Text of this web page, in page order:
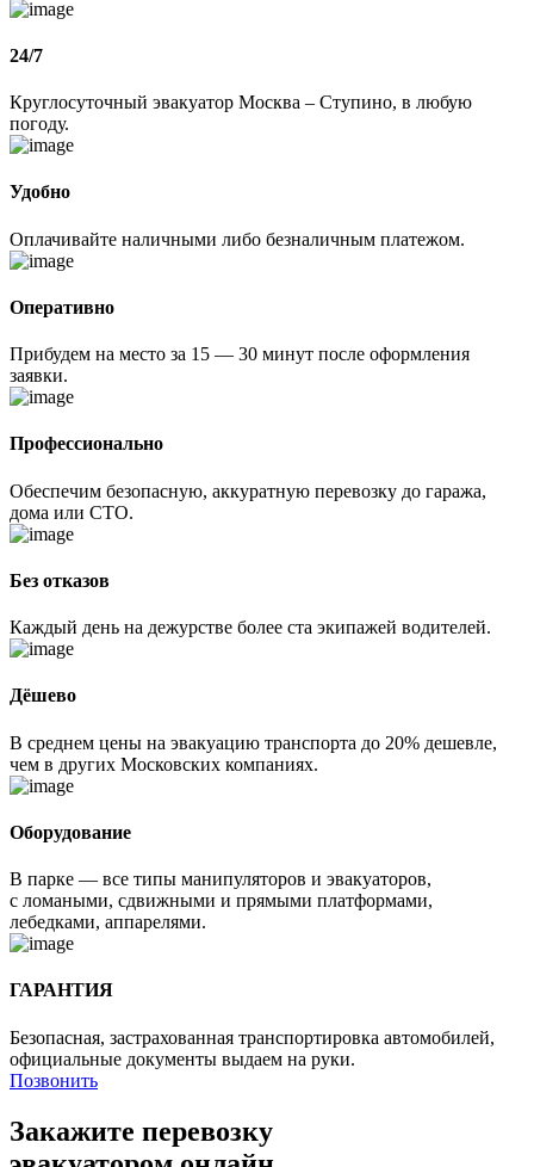
24/7
Круглосуточный эвакуатор Москва – Ступино, в любую
погоду.
Удобно
Оплачивайте наличными либо безналичным платежом.
Оперативно
Прибудем на место за 15 — 30 минут после оформления
заявки.
Профессионально
Обеспечим безопасную, аккуратную перевозку до гаража,
дома или СТО.
Без отказов
Каждый день на дежурстве более ста экипажей водителей.
Дёшево
В среднем цены на эвакуацию транспорта до 20% дешевле,
чем в других Московских компаниях.
Оборудование
В парке — все типы манипуляторов и эвакуаторов,
с ломаными, сдвижными и прямыми платформами,
лебедками, аппарелями.
ГАРАНТИЯ
Безопасная, застрахованная транспортировка автомобилей,
официальные документы выдаем на руки.
Позвонить
Закажите перевозку